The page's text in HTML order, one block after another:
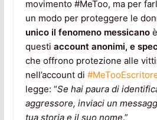
movimento #MeToo, ma per
un modo per proteggere le
unico il fenomeno messicano
questi account anonimi, e
che offrono protezione alle
nell’account di
legge: “Se hai paura di
aggressore, inviaci un
tua storia e il suo nome.”